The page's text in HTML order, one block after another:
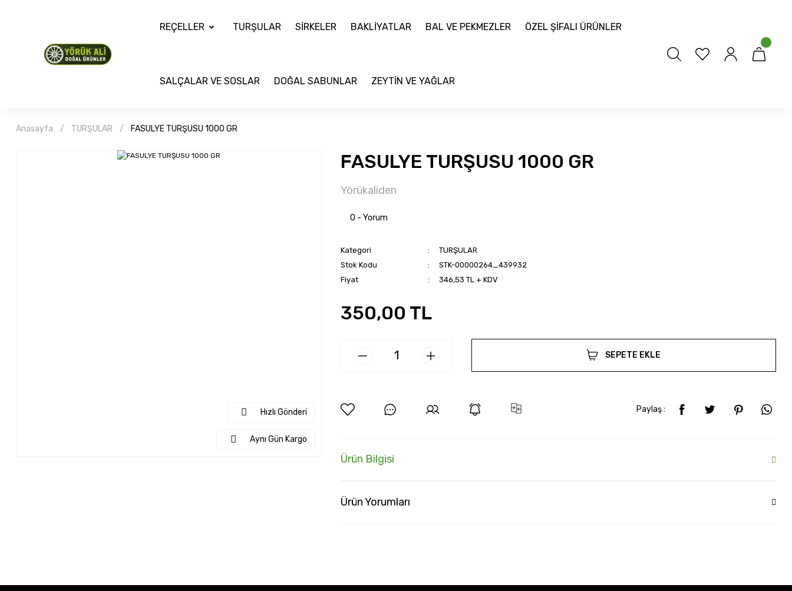
REÇELLER TURŞULAR SİRKELER BAKLİYATLAR BAL VE PEKMEZLER ÖZEL ŞİFALI ÜRÜNLER
SALÇALAR VE SOSLAR DOĞAL SABUNLAR ZEYTİN VE YAĞLAR
Anasayfa TURŞULAR FASULYE TURŞUSU 1000 GR
Hızlı Gönderi
Aynı Gün Kargo
FASULYE TURŞUSU 1000 GR
Yörükaliden
0 - Yorum
Kategori
TURŞULAR
Stok Kodu
STK-00000264_439932
Fiyat
346,53 TL + KDV
350,00 TL
SEPETE EKLE
Paylaş :
Ürün Bilgisi
Ürün Yorumları